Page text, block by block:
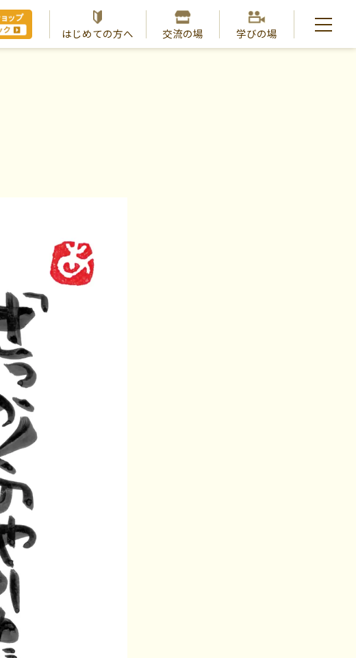
はじめての方へ 交流の場 学びの場